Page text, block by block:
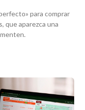
para comprar
que aparezca una